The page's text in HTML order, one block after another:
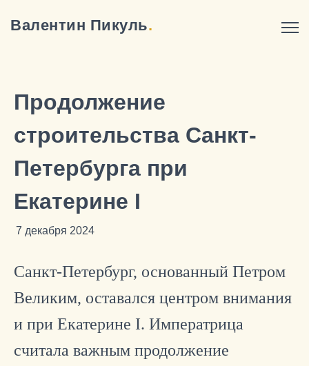
Валентин Пикуль.
Продолжение
строительства Санкт-
Петербурга при
Екатерине I
7 декабря 2024
Санкт-Петербург, основанный Петром
Великим, оставался центром внимания
и при Екатерине I. Императрица
считала важным продолжение